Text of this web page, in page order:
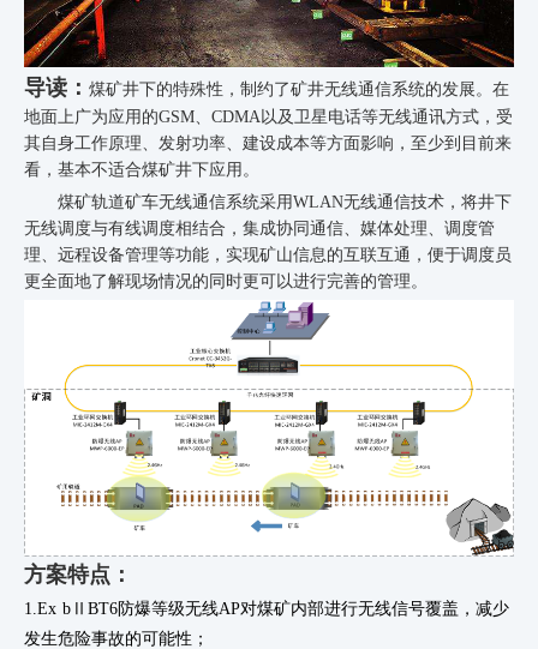
导读： 煤矿井下的特殊性，制约了矿井无线通信系统的发展。在
地面上广为应用的GSM、CDMA以及卫星电话等无线通讯方式，受
其自身工作原理、发射功率、建设成本等方面影响，至少到目前来
看，基本不适合煤矿井下应用。
煤矿轨道矿车无线通信系统采用WLAN无线通信技术，将井下
无线调度与有线调度相结合，集成协同通信、媒体处理、调度管
理、远程设备管理等功能，实现矿山信息的互联互通，便于调度员
更全面地了解现场情况的同时更可以进行完善的管理。
方案特点：
1.Ex bⅡBT6防爆等级无线AP对煤矿内部进行无线信号覆盖，减少
发生危险事故的可能性；